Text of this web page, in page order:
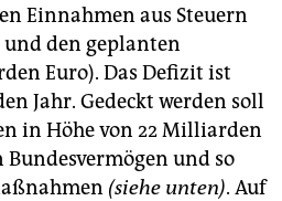
Einnahmen aus Steuern
den geplanten
Euro). Das Defizit ist
Jahr. Gedeckt werden soll
in Höhe von 22 Milliarden
Bundesvermögen und so
(siehe unten). Auf